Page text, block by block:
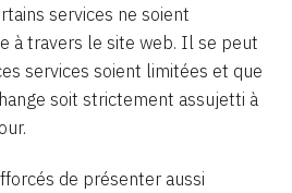
services ne soient
à travers le site web. Il se peut
services soient limitées et que
soit strictement assujetti à
de présenter aussi